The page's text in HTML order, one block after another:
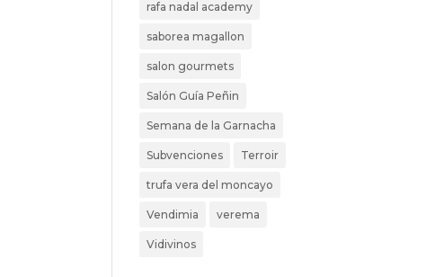
rafa nadal academy
saborea magallon
salon gourmets
Salón Guía Peñin
Semana de la Garnacha
Subvenciones Terroir
trufa vera del moncayo
Vendimia verema
Vidivinos